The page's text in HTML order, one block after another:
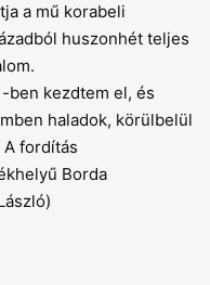
a mű korabeli
huszonhét teljes
ben kezdtem el, és
haladok, körülbelül
fordítás
Borda